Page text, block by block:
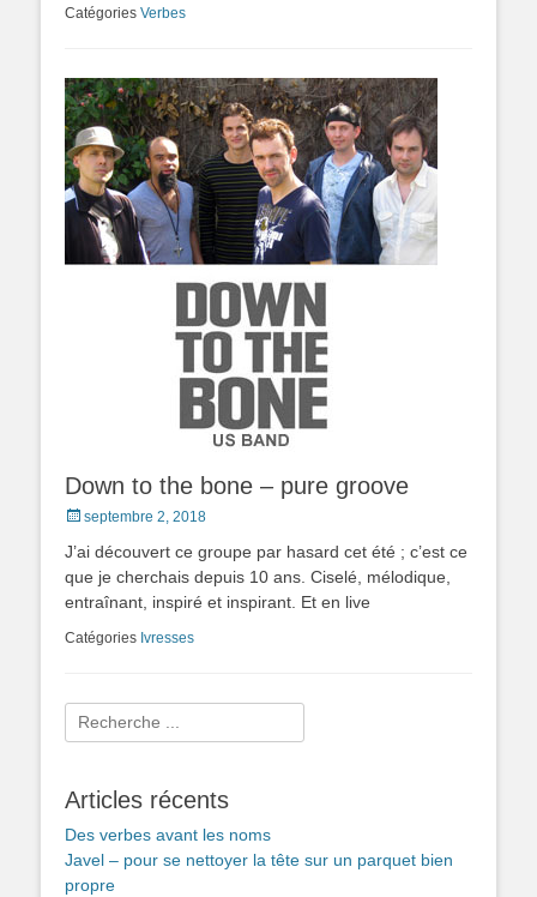
Catégories Verbes
Down to the bone – pure groove
Posted
septembre 2, 2018
J’ai découvert ce groupe par hasard cet été ; c’est ce
que je cherchais depuis 10 ans. Ciselé, mélodique,
entraînant, inspiré et inspirant. Et en live
Catégories Ivresses
Rechercher :
Articles récents
Des verbes avant les noms
Javel – pour se nettoyer la tête sur un parquet bien
propre